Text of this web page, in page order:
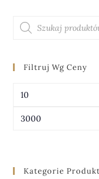
Filtruj Wg Ceny
Kategorie